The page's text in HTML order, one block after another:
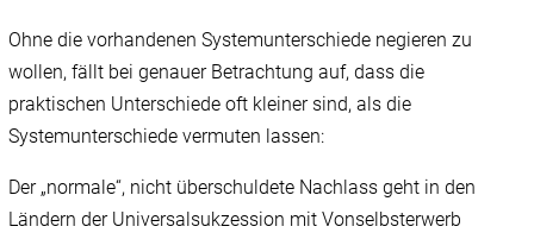
Ohne die vorhandenen Systemunterschiede negieren zu
wollen, fällt bei genauer Betrachtung auf, dass die
praktischen Unterschiede oft kleiner sind, als die
Systemunterschiede vermuten lassen:
Der „normale“, nicht überschuldete Nachlass geht in den
Ländern der Universalsukzession mit Vonselbsterwerb